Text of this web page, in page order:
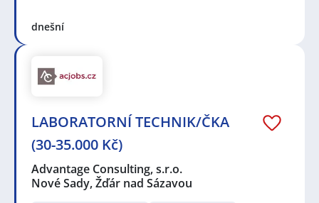
dnešní
LABORATORNÍ TECHNIK/ČKA
(30-35.000 Kč)
Advantage Consulting, s.r.o.
Nové Sady, Žďár nad Sázavou